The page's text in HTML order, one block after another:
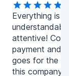
Everything is
attentive!
payment and
goes for the
this company.